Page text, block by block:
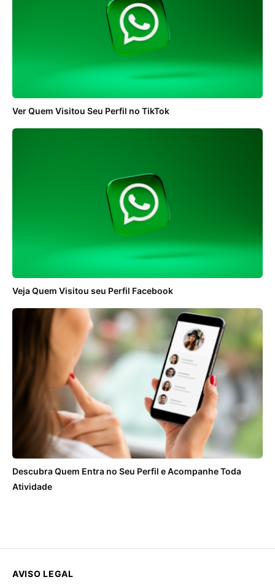
Ver Quem Visitou Seu Perfil no TikTok
Veja Quem Visitou seu Perfil Facebook
Descubra Quem Entra no Seu Perfil e Acompanhe Toda
Atividade
AVISO LEGAL